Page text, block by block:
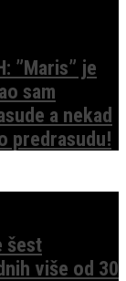
”Maris” je
sam
a nekad
predrasudu!
šest
više od 30